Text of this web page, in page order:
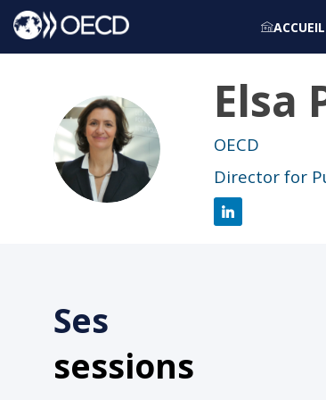
ACCUEIL
EP
Elsa
OECD
Director for
Ses
sessions